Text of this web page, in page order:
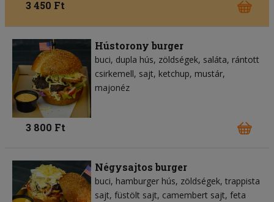
3 450 Ft
Hústorony burger
buci dupla hús zöldségek saláta rántott
csirkemell sajt ketchup mustár
majonéz
3 800 Ft
Négysajtos burger
buci hamburger hús zöldségek trappista
sajt füstölt sajt camembert sajt feta